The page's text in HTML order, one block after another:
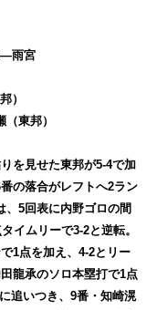
―雨宮
）
東邦）
を見せた東邦が5-4で加
の落合がレフトへ2ラン
、5回表に内野ゴロの間
イムリーで3-2と逆転。
1点を加え、4-2とリー
龍承のソロ本塁打で1点
追いつき、9番・知崎滉